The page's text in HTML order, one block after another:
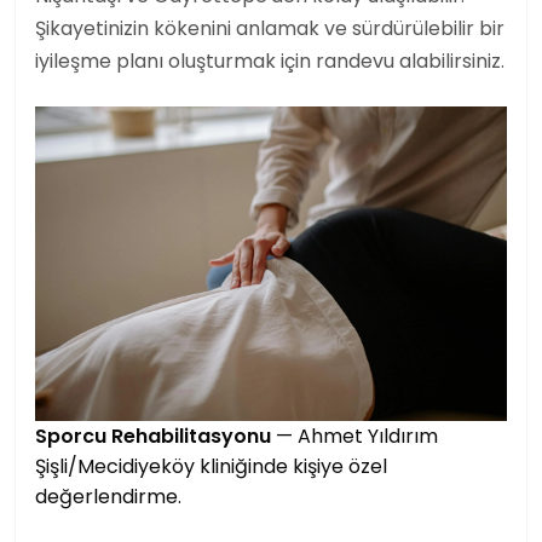
Şikayetinizin kökenini anlamak ve sürdürülebilir bir
iyileşme planı oluşturmak için randevu alabilirsiniz.
Sporcu Rehabilitasyonu — Ahmet Yıldırım
Şişli/Mecidiyeköy kliniğinde kişiye özel
değerlendirme.